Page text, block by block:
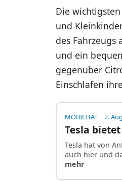
Die
und
des Fahrzeugs
und ein
gegenüber
Einschlafen
MOBILITÄT| 2.
Tesla
Tesla hat von
auch hier und
mehr